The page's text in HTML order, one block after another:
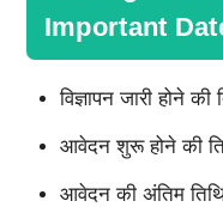
Important
विज्ञापन जारी होने
आवेदन शुरू होने की
आवेदन की अंतिम